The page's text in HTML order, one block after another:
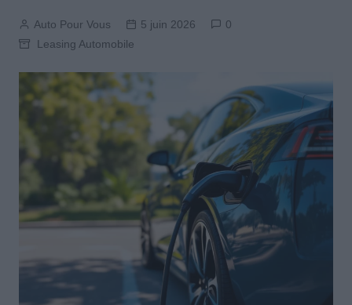
Auto Pour Vous 5 juin 2026
0
Leasing Automobile